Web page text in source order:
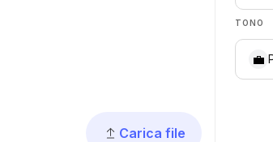
Carica file
TONO
💼